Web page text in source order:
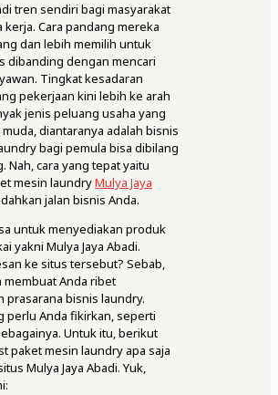
tren sendiri bagi masyarakat
Cara pandang mereka
dan lebih memilih untuk
dibanding dengan mencari
Tingkat kesadaran
pekerjaan kini lebih ke arah
jenis peluang usaha yang
diantaranya adalah bisnis
bagi pemula bisa dibilang
Nah, cara yang tepat yaitu
mesin laundryMulya Jaya
jalan bisnis Anda.
untuk menyediakan produk
yakni Mulya Jaya Abadi.
ke situs tersebut? Sebab,
Anda ribet
prasarana bisnis laundry.
perlu Anda fikirkan, seperti
Untuk itu, berikut
paket mesin laundry apa saja
Mulya Jaya Abadi. Yuk,